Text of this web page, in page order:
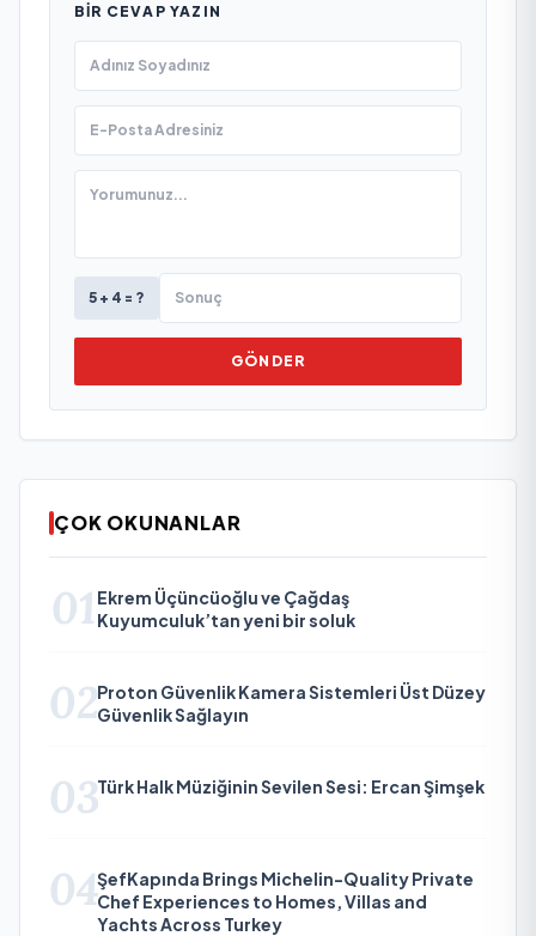
BIR CEVAP YAZIN
5 + 4 = ?
GÖNDER
ÇOK OKUNANLAR
01 Ekrem Üçüncüoğlu ve Çağdaş
Kuyumculuk’tan yeni bir soluk
02Proton Güvenlik Kamera Sistemleri Üst Düzey
Güvenlik Sağlayın
03Türk Halk Müziğinin Sevilen Sesi: Ercan Şimşek
04ŞefKapında Brings Michelin-Quality Private
Chef Experiences to Homes, Villas and
Yachts Across Turkey